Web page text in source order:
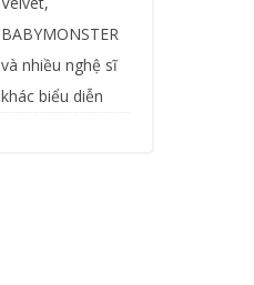
BABYMONSTER
và nhiều nghệ sĩ
khác biểu diễn